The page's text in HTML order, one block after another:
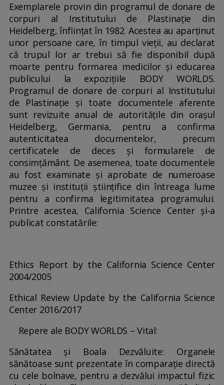
Exemplarele provin din programul de donare de
corpuri al Institutului de Plastinație din
Heidelberg, înființat în 1982. Acestea au aparținut
unor persoane care, în timpul vieții, au declarat
că trupul lor ar trebui să fie disponibil după
moarte pentru formarea medicilor și educarea
publicului la expozițiile BODY WORLDS.
Programul de donare de corpuri al Institutului
de Plastinație și toate documentele aferente
sunt revizuite anual de autoritățile din orașul
Heidelberg, Germania, pentru a confirma
autenticitatea documentelor, precum
certificatele de deces și formularele de
consimțământ. De asemenea, toate documentele
au fost examinate și aprobate de numeroase
muzee și instituții științifice din întreaga lume
pentru a confirma legitimitatea programului.
Printre acestea, California Science Center și-a
publicat constatările:
Ethics Report by the California Science Center
2004/2005
Ethical Review Update by the California Science
Center 2016/2017
Repere ale BODY WORLDS – Vital:
Sănătatea și Boala Dezvăluite: Organele
sănătoase sunt prezentate în comparație directă
cu cele bolnave, pentru a dezvălui impactul fizic